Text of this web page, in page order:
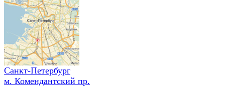
Санкт-Петербург
м. Комендантский пр.